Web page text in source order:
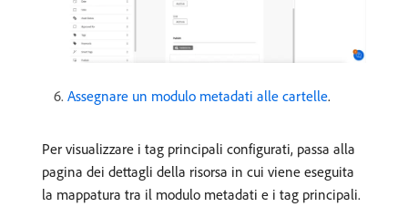
Assegnare un modulo metadati alle cartelle.
Per visualizzare i tag principali configurati, passa alla
pagina dei dettagli della risorsa in cui viene eseguita
la mappatura tra il modulo metadati e i tag principali.